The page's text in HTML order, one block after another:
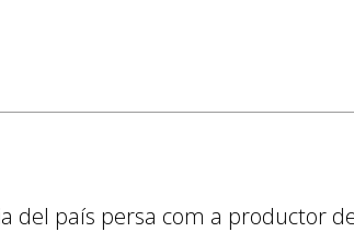
del país persa com a productor